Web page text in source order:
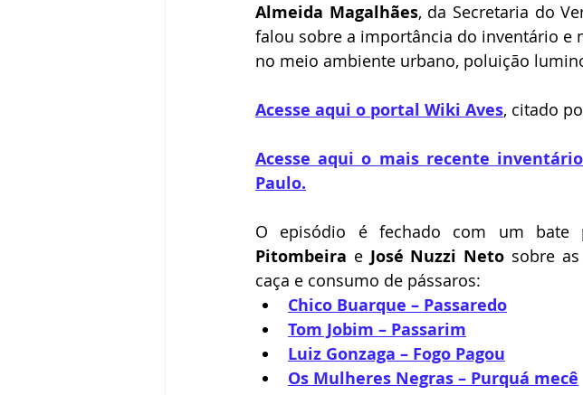
Almeida Magalhães, da Secretaria do
falou sobre a importância do inventário e
no meio ambiente urbano, poluição
Acesse aqui o portal Wiki Aves, citado
Acesse aqui o mais recente
Paulo.
O episódio é fechado com um bate
Pitombeira e José Nuzzi Neto sobre
caça e consumo de pássaros:
Chico Buarque – Passaredo
Tom Jobim – Passarim
Luiz Gonzaga – Fogo Pagou
Os Mulheres Negras – Purquá mecê